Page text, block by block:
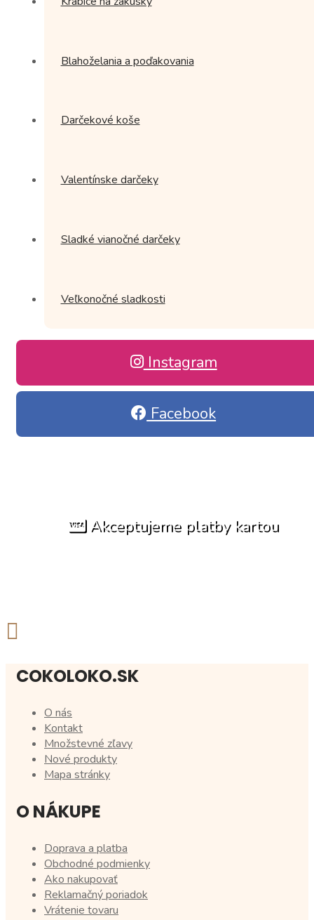
Blahoželania a poďakovania
Darčekové koše
Valentínske darčeky
Sladké vianočné darčeky
Veľkonočné sladkosti
Instagram
Facebook
Akceptujeme platby kartou
COKOLOKO.SK
O nás
Kontakt
Množstevné zľavy
Nové produkty
Mapa stránky
O NÁKUPE
Doprava a platba
Obchodné podmienky
Ako nakupovať
Reklamačný poriadok
Vrátenie tovaru